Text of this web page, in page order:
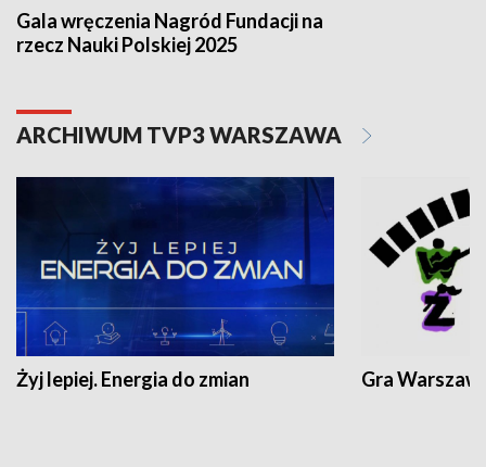
Gala wręczenia Nagród Fundacji na
rzecz Nauki Polskiej 2025
ARCHIWUM TVP3 WARSZAWA
Żyj lepiej. Energia do zmian Gra